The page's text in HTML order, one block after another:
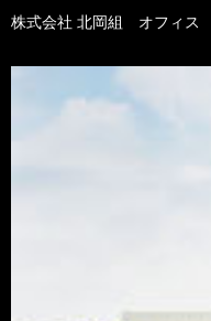
株式会社 北岡組 オフィス